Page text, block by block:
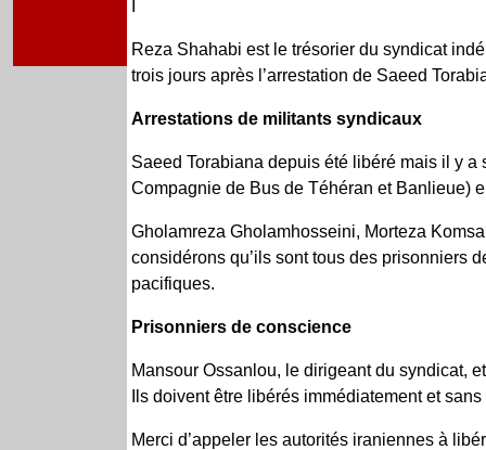
Reza Shahabi est le trésorier du syndicat
trois jours après l’arrestation de Saeed
Arrestations de militants syndicaux
Saeed Torabiana depuis été libéré mais il y
Compagnie de Bus de Téhéran et Banlieue)
Gholamreza Gholamhosseini, Morteza
considérons qu’ils sont tous des prisonniers
pacifiques.
Prisonniers de conscience
Mansour Ossanlou, le dirigeant du syndicat,
Ils doivent être libérés immédiatement et
Merci d’appeler les autorités iraniennes à